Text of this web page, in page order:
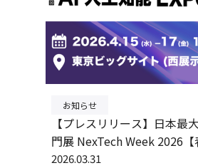
お知らせ
【プレスリリース】日本最
門展 NexTech Week 2026
AI・人工知能EXPO【春】」
2026.03.31